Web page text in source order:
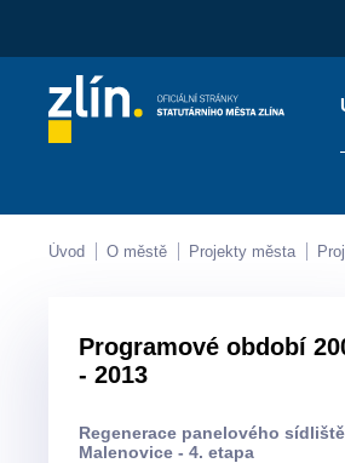
Kontakty
Úvod O městě Projekty města
Programové období
- 2013
Regenerace panelového sídliště
Malenovice - 4. etapa